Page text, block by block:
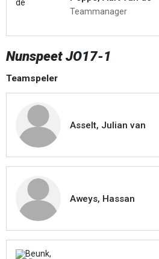
Teammanager
Nunspeet JO17-1
Teamspeler
Asselt, Julian van
Aweys, Hassan